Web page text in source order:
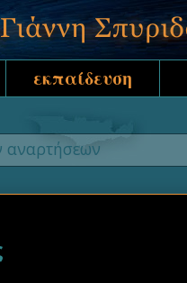
εκπαίδευση
αναρτήσεων